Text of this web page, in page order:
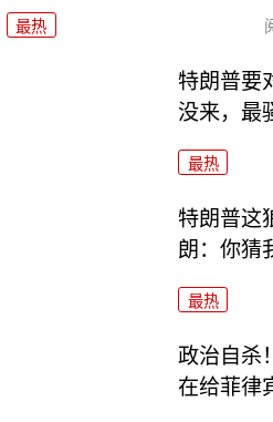
最热
特朗普要
没来，最
最热
特朗普这
朗：你猜
最热
政治自杀
在给菲律